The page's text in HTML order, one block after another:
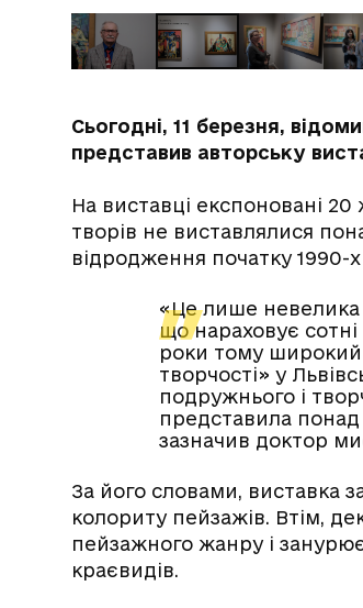
Сьогодні, 11 березня,
представив авторську
На виставці експоновані
творів не виставлялися
відродження початку 1990-х
«Це лише невелика
що нараховує
роки тому широкий
творчості» у
подружнього і
представила
зазначив доктор
За його словами, виставка
колориту пейзажів. Втім,
пейзажного жанру і
краєвидів.